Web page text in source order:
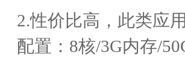
2.性价比高，此类应
配置：8核/3G内存/